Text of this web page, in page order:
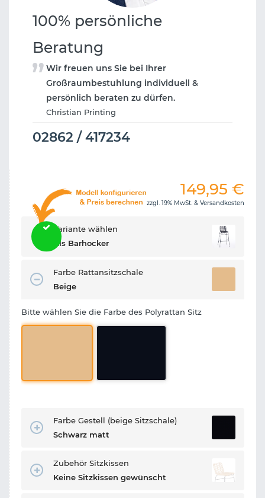
100% persönliche
Beratung
Wir freuen uns Sie bei Ihrer
Großraumbestuhlung individuell &
persönlich beraten zu dürfen.
Christian Printing
02862 / 417234
149,95 €
zzgl. 19% MwSt. & Versandkosten
Variante wählen
Als Barhocker
Farbe Rattansitzschale
Beige
Bitte wählen Sie die Farbe des Polyrattan Sitz
Farbe Gestell (beige Sitzschale)
Schwarz matt
Zubehör Sitzkissen
Keine Sitzkissen gewünscht